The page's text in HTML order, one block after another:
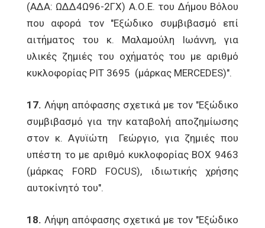
(ΑΔΑ: ΩΔΔ4Ω96-2ΓΧ) Α.Ο.Ε. του Δήμου Βόλου
που αφορά τον "Εξώδικο συμβιβασμό επί
αιτήματος του κ. Μαλαμούλη Ιωάννη, για
υλικές ζημιές του οχήματός του με αριθμό
κυκλοφορίας ΡΙΤ 3695 (μάρκας MERCEDES)".
17. Λήψη απόφασης σχετικά με τον "Εξώδικο
συμβιβασμό για την καταβολή αποζημίωσης
στον κ. Αγυϊώτη Γεώργιο, για ζημιές που
υπέστη το με αριθμό κυκλοφορίας ΒΟΧ 9463
(μάρκας FORD FOCUS), ιδιωτικής χρήσης
αυτοκίνητό του".
18. Λήψη απόφασης σχετικά με τον "Εξώδικο